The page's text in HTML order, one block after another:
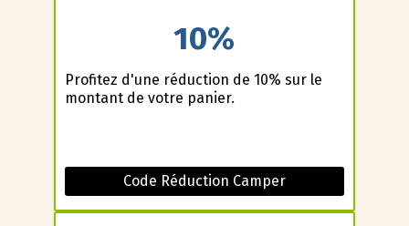
10%
Profitez d'une réduction de 10% sur le
montant de votre panier.
Code Réduction Camper